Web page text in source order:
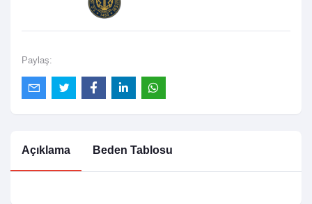
Paylaş:
Açıklama Beden Tablosu